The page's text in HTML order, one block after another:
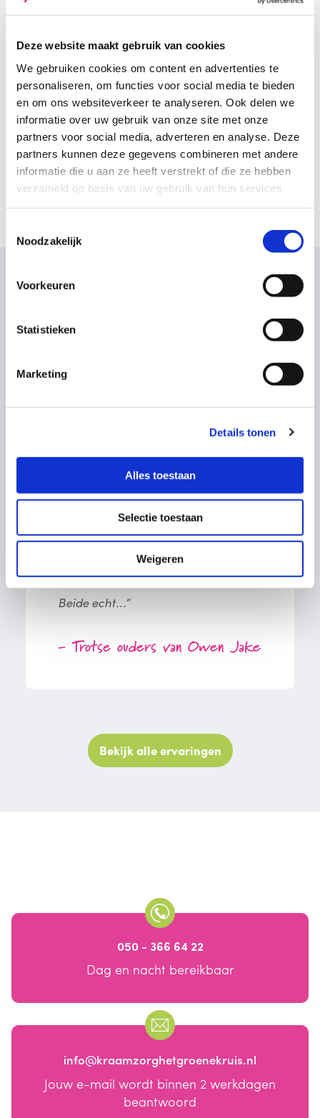
Deze website maakt gebruik van cookies
We gebruiken cookies om content en advertenties te
personaliseren, om functies voor social media te bieden
en om ons websiteverkeer te analyseren. Ook delen we
informatie over uw gebruik van onze site met onze
partners voor social media, adverteren en analyse. Deze
partners kunnen deze gegevens combineren met andere
informatie die u aan ze heeft verstrekt of die ze hebben
verzameld op basis van uw gebruik van hun services.
Noodzakelijk
Voorkeuren
Statistieken
Marketing
Details tonen
Alles toestaan
Selectie toestaan
Weigeren
Wat onze klanten zeggen
Owen Jake
“Een ontzettend fijne kraamweek
gehad met de doorgewinterde
kraamverzorgsters Caty en Nicolien.
Beide echt...”
- Trotse ouders van Owen Jake
Bekijk alle ervaringen
050 - 366 64 22
Dag en nacht bereikbaar
info@kraamzorghetgroenekruis.nl
Jouw e-mail wordt binnen 2 werkdagen
beantwoord